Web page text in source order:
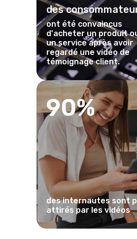
des
ont été convaincus
d'acheter un produit
un service après avoir
regardé une vidéo de
témoignage client.
90%
des internautes sont
attirés par les vidéos